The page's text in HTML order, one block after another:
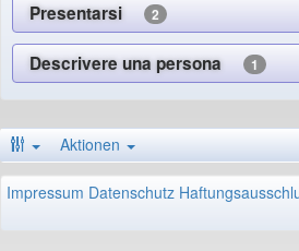
Presentarsi 2
Descrivere una persona 1
Aktionen
Impressum Datenschutz